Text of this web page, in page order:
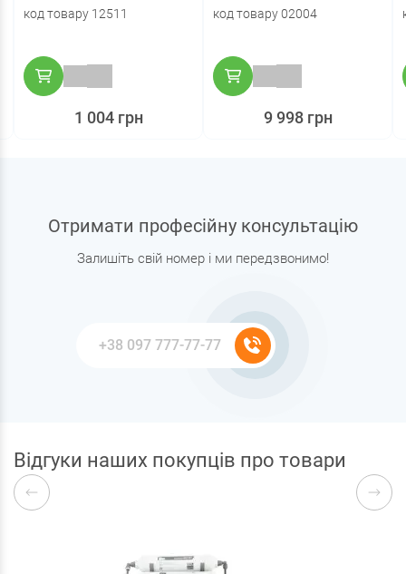
код товару 12511
1 004 грн
код товару 02004
9 998 грн
Отримати професійну консультацію
Залишіть свій номер і ми передзвонимо!
Відгуки наших покупців про товари